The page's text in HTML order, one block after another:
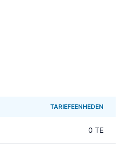
TARIEFEENHEDEN
0 TE